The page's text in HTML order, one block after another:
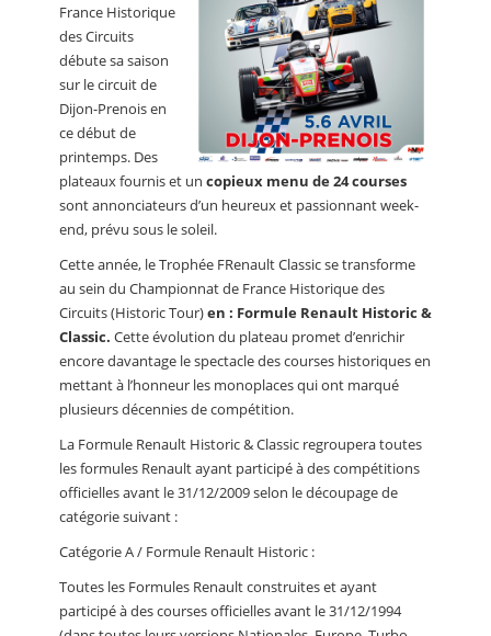
France Historique
des Circuits
débute sa saison
sur le circuit de
Dijon-Prenois en
ce début de
printemps. Des
plateaux fournis et un copieux menu de 24 courses
sont annonciateurs d’un heureux et passionnant week-
end, prévu sous le soleil.
Cette année, le Trophée FRenault Classic se transforme
au sein du Championnat de France Historique des
Circuits (Historic Tour)en : Formule Renault Historic &
Classic. Cette évolution du plateau promet d’enrichir
encore davantage le spectacle des courses historiques en
mettant à l’honneur les monoplaces qui ont marqué
plusieurs décennies de compétition.
La Formule Renault Historic & Classic regroupera toutes
les formules Renault ayant participé à des compétitions
officielles avant le 31/12/2009 selon le découpage de
catégorie suivant :
Catégorie A / Formule Renault Historic :
Toutes les Formules Renault construites et ayant
participé à des courses officielles avant le 31/12/1994